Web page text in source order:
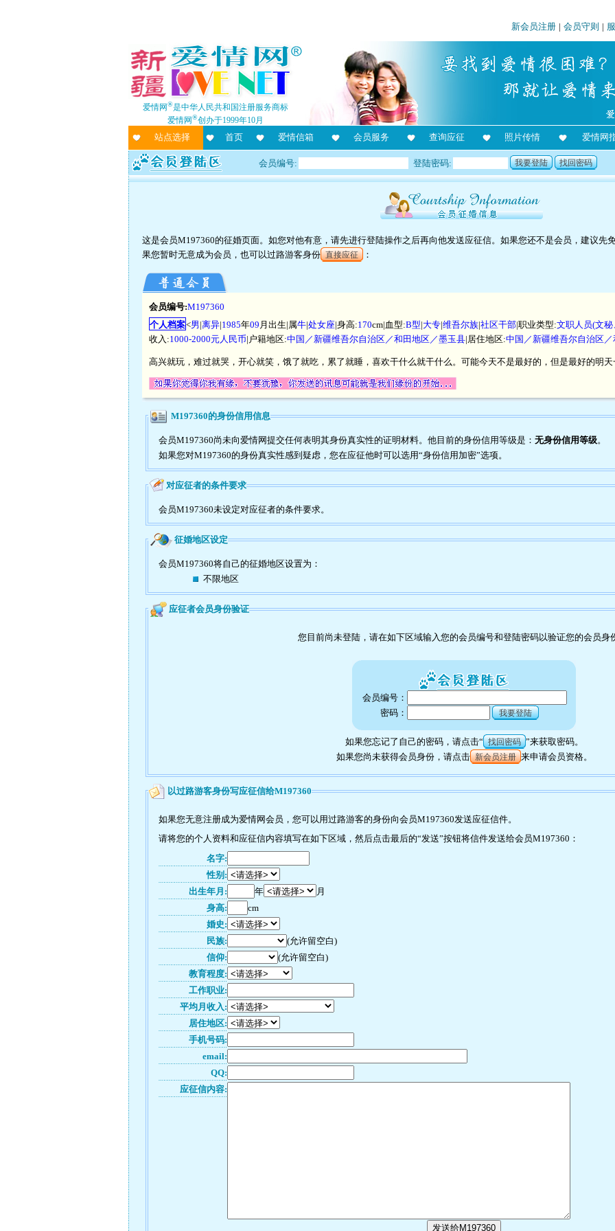
新会员注册 | 会员守则 |
爱情网®是中华人民共和国注册服务商标
爱情网®创办于1999年10月
站点选择 首页 爱情信箱 会员服务 查询应征 照片传情 爱情网
会员编号: 登陆密码: 我要登陆 找回密码
这是会员M197360的征婚页面。如您对他有意，请先进行登陆操作之后再向他发送应征信。如果您还不是会员，建议先
果您暂时无意成为会员，也可以过路游客身份 直接应征 ：
会员编号:M197360
个人档案<男|离异|1985年09 月出生|属牛|处女座|身高:170cm|血型:B型|大专|维吾尔族|社区干部|职业类型:文职人员(文
收入:1000-2000元人民币|户籍地区:中国／新疆维吾尔自治区／和田地区／墨玉县|居住地区:中国／新疆维吾尔自治区
高兴就玩，难过就哭，开心就笑，饿了就吃，累了就睡，喜欢干什么就干什么。可能今天不是最好的，但是最好的明
M197360的身份信用信息
会员M197360尚未向爱情网提交任何表明其身份真实性的证明材料。他目前的身份信用等级是： 无身份信用等级。
如果您对M197360的身份真实性感到疑虑，您在应征他时可以选用“身份信用加密”选项。
对应征者的条件要求
会员M197360未设定对应征者的条件要求。
征婚地区设定
会员M197360将自己的征婚地区设置为：
不限地区
应征者会员身份验证
您目前尚未登陆，请在如下区域输入您的会员编号和登陆密码以验证您的会员身
会员编号：
密码：
我要登陆
如果您忘记了自己的密码，请点击“ 找回密码 ”来获取密码。
如果您尚未获得会员身份，请点击 新会员注册 来申请会员资格。
以过路游客身份写应征信给M197360
如果您无意注册成为爱情网会员，您可以用过路游客的身份向会员M197360发送应征信件。
请将您的个人资料和应征信内容填写在如下区域，然后点击最后的“发送”按钮将信件发送给会员M197360：
名字:
性别:
出生年月:
年
月
身高:
cm
婚史:
民族:
(允许留空白)
信仰:
(允许留空白)
教育程度:
工作职业:
平均月收入:
居住地区:
手机号码:
email:
QQ:
应征信内容:
发送给M197360